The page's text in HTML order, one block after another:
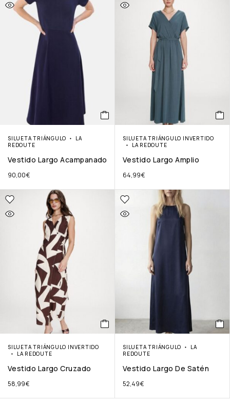
SILUETA TRIÁNGULO
LA
REDOUTE
Vestido Largo Acampanado
90,00€
SILUETA TRIÁNGULO INVERTIDO
LA REDOUTE
Vestido Largo Amplio
64,99€
SILUETA TRIÁNGULO INVERTIDO
LA REDOUTE
Vestido Largo Cruzado
58,99€
SILUETA TRIÁNGULO
LA
REDOUTE
Vestido Largo De Satén
52,49€